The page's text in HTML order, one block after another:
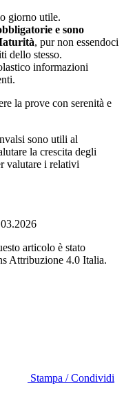
giorno utile.
e sono
, pur non essendoci
dello stesso.
informazioni
la prove con serenità e
sono utili al
la crescita degli
valutare i relativi
articolo è stato
Attribuzione 4.0 Italia.
Stampa / Condividi